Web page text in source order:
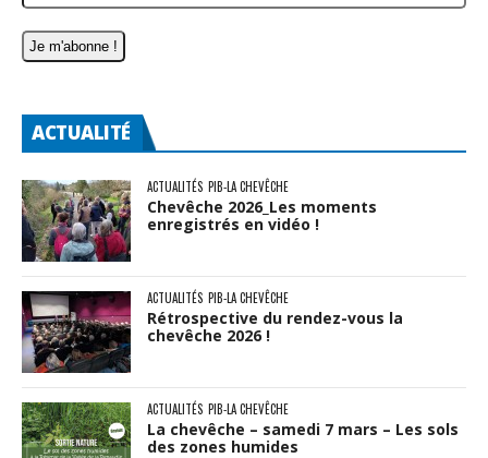
ACTUALITÉ
ACTUALITÉS PIB-LA CHEVÊCHE
Chevêche 2026_Les moments
enregistrés en vidéo !
ACTUALITÉS PIB-LA CHEVÊCHE
Rétrospective du rendez-vous la
chevêche 2026 !
ACTUALITÉS PIB-LA CHEVÊCHE
La chevêche – samedi 7 mars – Les sols
des zones humides